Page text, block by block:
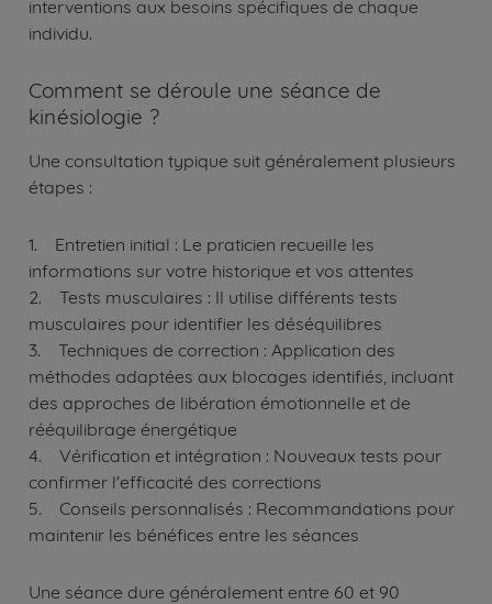
interventions aux besoins spécifiques de chaque
individu.
Comment se déroule une séance de
kinésiologie ?
Une consultation typique suit généralement plusieurs
étapes :
1. Entretien initial : Le praticien recueille les
informations sur votre historique et vos attentes
2. Tests musculaires : Il utilise différents tests
musculaires pour identifier les déséquilibres
3. Techniques de correction : Application des
méthodes adaptées aux blocages identifiés, incluant
des approches de libération émotionnelle et de
rééquilibrage énergétique
4. Vérification et intégration : Nouveaux tests pour
confirmer l'efficacité des corrections
5. Conseils personnalisés : Recommandations pour
maintenir les bénéfices entre les séances
Une séance dure généralement entre 60 et 90